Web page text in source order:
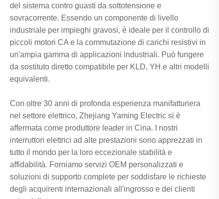
del sistema contro guasti da sottotensione e
sovracorrente. Essendo un componente di livello
industriale per impieghi gravosi, è ideale per il controllo di
piccoli motori CA e la commutazione di carichi resistivi in ​​
un'ampia gamma di applicazioni industriali. Può fungere
da sostituto diretto compatibile per KLD, YH e altri modelli
equivalenti.
Con oltre 30 anni di profonda esperienza manifatturiera
nel settore elettrico, Zhejiang Yaming Electric si è
affermata come produttore leader in Cina. I nostri
interruttori elettrici ad alte prestazioni sono apprezzati in
tutto il mondo per la loro eccezionale stabilità e
affidabilità. Forniamo servizi OEM personalizzati e
soluzioni di supporto complete per soddisfare le richieste
degli acquirenti internazionali all'ingrosso e dei clienti